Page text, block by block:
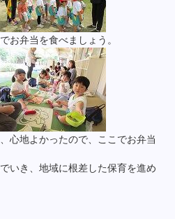
お弁当を食べましょう。
心地よかったので、ここでお弁当
いき、地域に根差した保育を進め